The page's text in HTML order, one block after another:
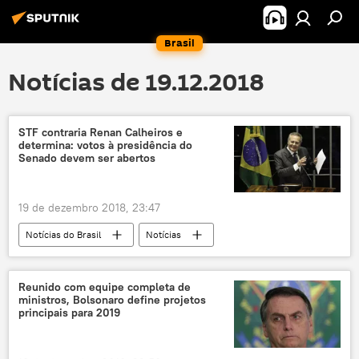
Brasil
Notícias de 19.12.2018
STF contraria Renan Calheiros e
determina: votos à presidência do
Senado devem ser abertos
19 de dezembro 2018, 23:47
Notícias do Brasil
Notícias
Renan Calheiros
Marco Aurélio Mello
Senado Federal
STF
Reunido com equipe completa de
ministros, Bolsonaro define projetos
principais para 2019